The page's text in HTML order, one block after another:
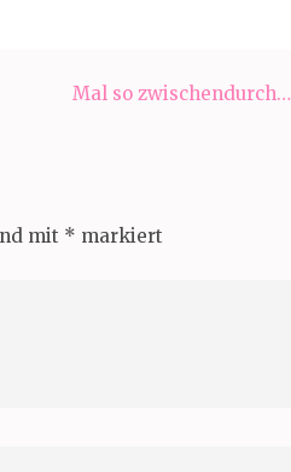
Mal so zwischendurch…
mit * markiert